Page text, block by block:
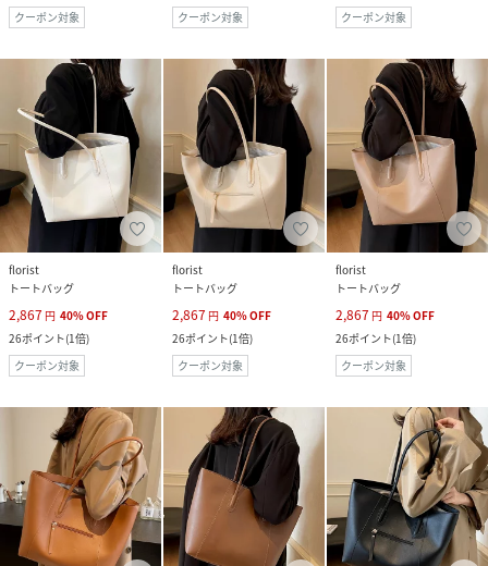
クーポン対象 クーポン対象 クーポン対象
florist
トートバッグ
2,867 円 40%OFF
26ポイント(1倍)
クーポン対象
florist
トートバッグ
2,867 円 40%OFF
26ポイント(1倍)
クーポン対象
florist
トートバッグ
2,867 円 40%OFF
26ポイント(1倍)
クーポン対象